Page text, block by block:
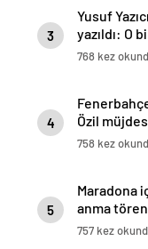
3
Yusuf
yazıldı: O
768 kez
4
Özil
758 kez
5
Maradona
anma
757 kez